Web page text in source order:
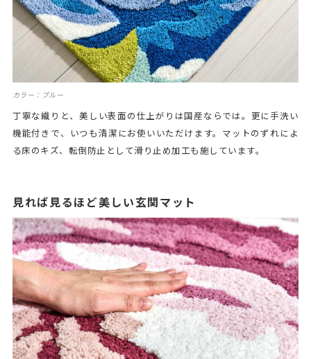
カラー：ブルー
丁寧な織りと、美しい表面の仕上がりは国産ならでは。更に手洗い
機能付きで、いつも清潔にお使いいただけます。マットのずれによ
る床のキズ、転倒防止として滑り止め加工も施しています。
見れば見るほど美しい玄関マット